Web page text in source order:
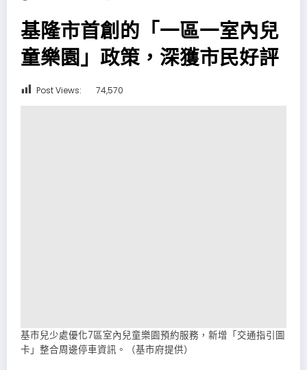
基隆市首創的「一區一室內兒
童樂園」政策，深獲市民好評
Post Views: 74,570
基市兒少處優化7區室內兒童樂園預約服務，新增「交通指引圖
卡」整合周邊停車資訊。（基市府提供）